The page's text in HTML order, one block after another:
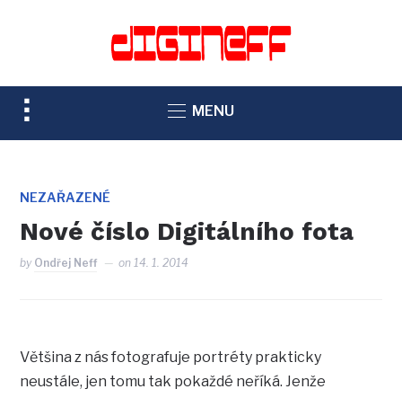
TOGGLE
SIDEBAR
NAVIGATION
MENU
NEZAŘAZENÉ
Nové číslo Digitálního fota
by Ondřej Neff on14. 1. 2014
Většina z nás fotografuje portréty prakticky
neustále, jen tomu tak pokaždé neříká. Jenže